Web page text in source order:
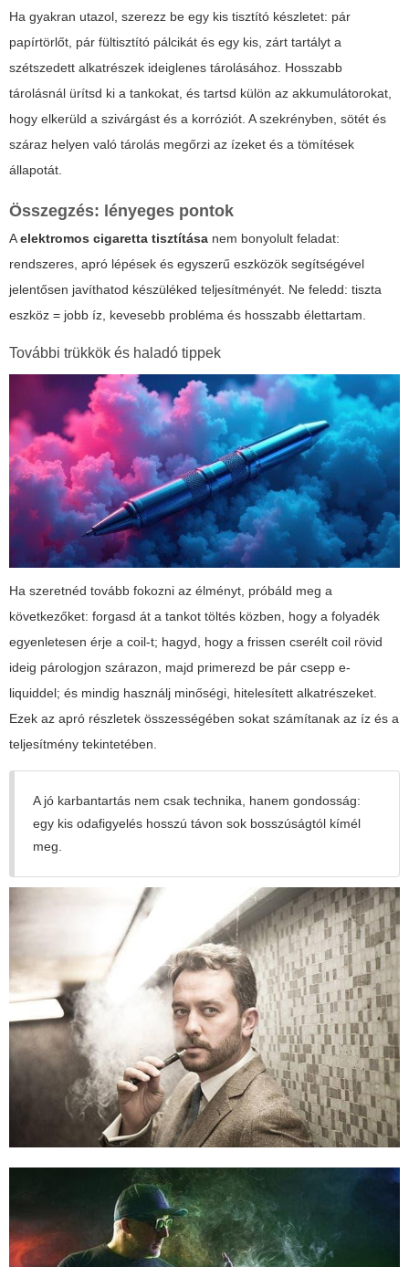
Ha gyakran utazol, szerezz be egy kis tisztító készletet: pár
papírtörlőt, pár fültisztító pálcikát és egy kis, zárt tartályt a
szétszedett alkatrészek ideiglenes tárolásához. Hosszabb
tárolásnál ürítsd ki a tankokat, és tartsd külön az akkumulátorokat,
hogy elkerüld a szivárgást és a korróziót. A szekrényben, sötét és
száraz helyen való tárolás megőrzi az ízeket és a tömítések
állapotát.
Összegzés: lényeges pontok
Aelektromos cigaretta tisztítása nem bonyolult feladat:
rendszeres, apró lépések és egyszerű eszközök segítségével
jelentősen javíthatod készüléked teljesítményét. Ne feledd: tiszta
eszköz = jobb íz, kevesebb probléma és hosszabb élettartam.
További trükkök és haladó tippek
Ha szeretnéd tovább fokozni az élményt, próbáld meg a
következőket: forgasd át a tankot töltés közben, hogy a folyadék
egyenletesen érje a coil-t; hagyd, hogy a frissen cserélt coil rövid
ideig párologjon szárazon, majd primerezd be pár csepp e-
liquiddel; és mindig használj minőségi, hitelesített alkatrészeket.
Ezek az apró részletek összességében sokat számítanak az íz és a
teljesítmény tekintetében.
A jó karbantartás nem csak technika, hanem gondosság:
egy kis odafigyelés hosszú távon sok bosszúságtól kímél
meg.